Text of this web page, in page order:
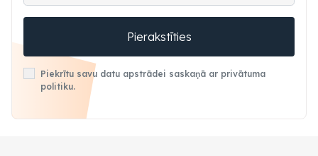
Pierakstīties
Piekrītu savu datu apstrādei saskaņā ar privātuma
politiku.